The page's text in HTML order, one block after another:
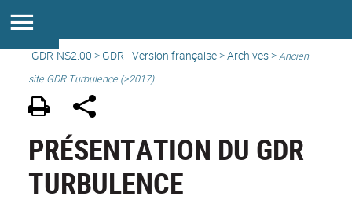
GDR-NS2.00 > GDR - Version française>Archives>Ancien
site GDR Turbulence (>2017)
PRÉSENTATION DU GDR
TURBULENCE